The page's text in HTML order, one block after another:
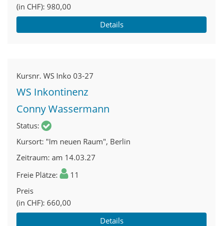
(in CHF) 980,00
Details
Kursnr. WS Inko 03-27
WS Inkontinenz
Conny Wassermann
Status
Kursort "Im neuen Raum", Berlin
Zeitraum am 14.03.27
Freie Plätze
11
Preis
(in CHF) 660,00
Details